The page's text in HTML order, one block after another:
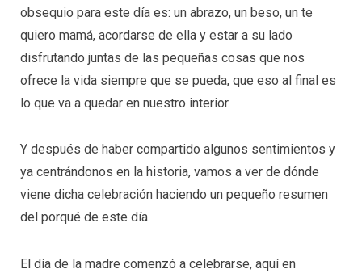
obsequio para este día es: un abrazo, un beso, un te
quiero mamá, acordarse de ella y estar a su lado
disfrutando juntas de las pequeñas cosas que nos
ofrece la vida siempre que se pueda, que eso al final es
lo que va a quedar en nuestro interior.
Y después de haber compartido algunos sentimientos y
ya centrándonos en la historia, vamos a ver de dónde
viene dicha celebración haciendo un pequeño resumen
del porqué de este día.
El día de la madre comenzó a celebrarse, aquí en